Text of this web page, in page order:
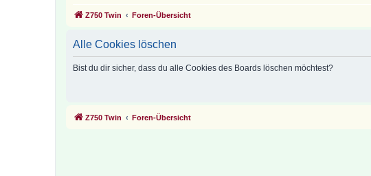
Z750 Twin Foren-Übersicht
Alle Cookies löschen
Bist du dir sicher, dass du alle Cookies des Boards löschen möchtest?
Z750 Twin Foren-Übersicht